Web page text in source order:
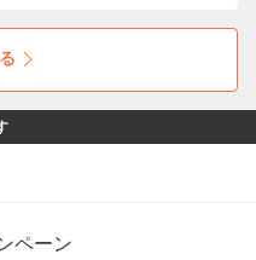
たたみ傘をスマートに収納
体は驚くほど軽く、天候を
ペーン